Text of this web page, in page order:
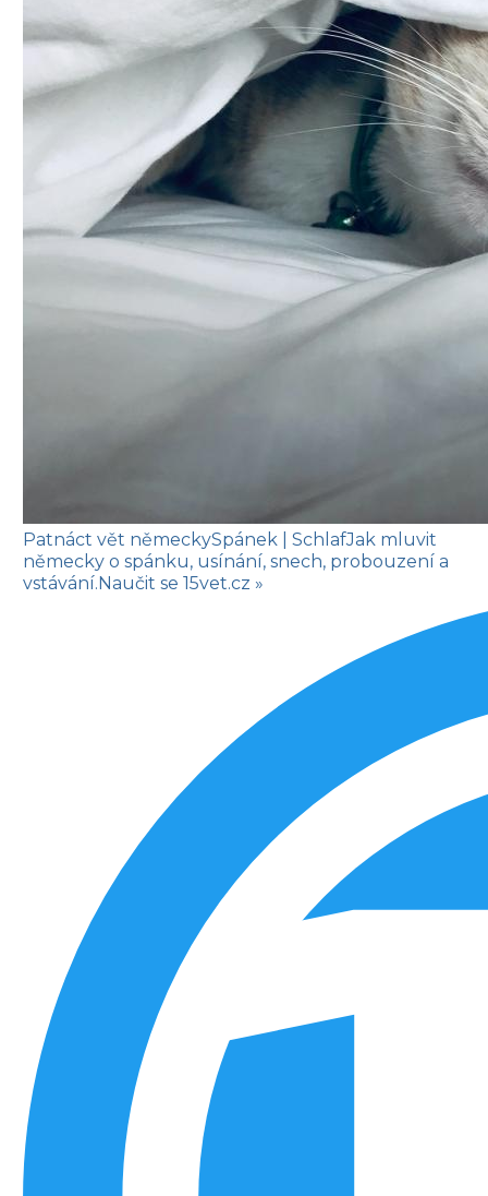
Patnáct vět německySpánek | SchlafJak mluvit
německy o spánku, usínání, snech, probouzení a
vstávání.Naučit se 15vet.cz »